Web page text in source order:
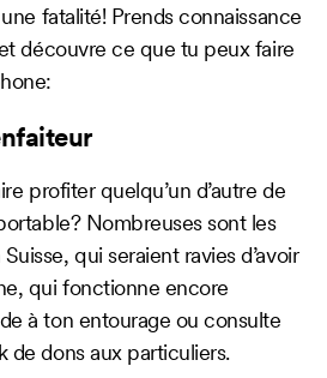
fatalité! Prends connaissance
découvre ce que tu peux faire
profiter quelqu’un d’autre de
Nombreuses sont les
qui seraient ravies d’avoir
qui fonctionne encore
à ton entourage ou consulte
de dons aux particuliers.